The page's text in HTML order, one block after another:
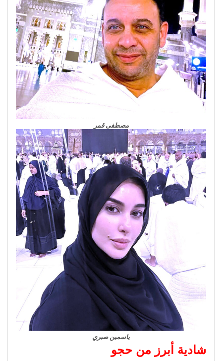
مصطفى قمر
ياسمين صبري
شادية أبرز من حجو